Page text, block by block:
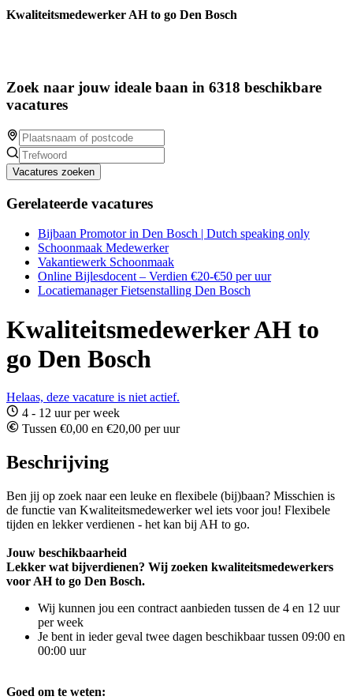
Kwaliteitsmedewerker AH to go Den Bosch
Zoek naar jouw ideale baan in 6318 beschikbare
vacatures
Vacatures zoeken
Gerelateerde vacatures
Bijbaan Promotor in Den Bosch | Dutch speaking only
Schoonmaak Medewerker
Vakantiewerk Schoonmaak
Online Bijlesdocent – Verdien €20-€50 per uur
Locatiemanager Fietsenstalling Den Bosch
Kwaliteitsmedewerker AH to
go Den Bosch
Helaas, deze vacature is niet actief.
4 - 12 uur per week
Tussen €0,00 en €20,00 per uur
Beschrijving
Ben jij op zoek naar een leuke en flexibele (bij)baan? Misschien is
de functie van Kwaliteitsmedewerker wel iets voor jou! Flexibele
tijden en lekker verdienen - het kan bij AH to go.
Jouw beschikbaarheid
Lekker wat bijverdienen? Wij zoeken kwaliteitsmedewerkers
voor AH to go Den Bosch.
Wij kunnen jou een contract aanbieden tussen de 4 en 12 uur
per week
Je bent in ieder geval twee dagen beschikbaar tussen 09:00 en
00:00 uur
Goed om te weten: